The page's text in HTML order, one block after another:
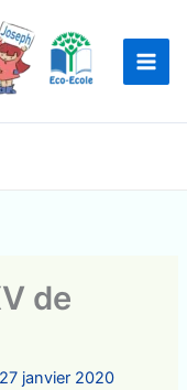
de
27 janvier 2020